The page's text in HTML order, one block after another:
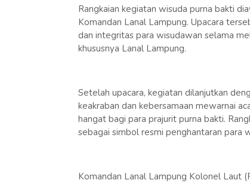
Rangkaian kegiatan wisuda purna bakti
Komandan Lanal Lampung. Upacara
dan integritas para wisudawan selama
khususnya Lanal Lampung.
Setelah upacara, kegiatan dilanjutkan
keakraban dan kebersamaan mewarnai
hangat bagi para prajurit purna bakti.
sebagai simbol resmi penghantaran para
Komandan Lanal Lampung Kolonel Laut